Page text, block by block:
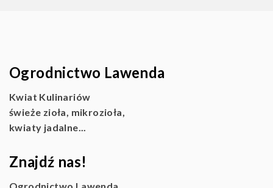
Ogrodnictwo Lawenda
Kwiat Kulinariów
świeże zioła, mikrozioła,
kwiaty jadalne...
Znajdź nas!